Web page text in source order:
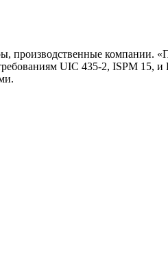
производственные компании.
UIC 435-2, ISPM 15,